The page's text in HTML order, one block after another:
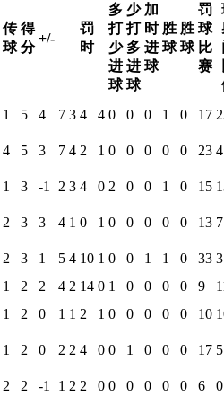
传
球
得
分
+/-
罚
时
多
打
少
进
球
少
打
多
进
球
加
时
进
球
胜
球
胜
球
罚
球
比
赛
1 5 4 7 3 4 4 0 0 0 1 0 17
4 5 3 7 4 2 1 0 0 0 0 0 23
1 3 -1 2 3 4 0 2 0 0 1 0 15
2 3 3 4 1 0 1 0 0 0 0 0 13
2 3 1 5 4 10 1 0 0 1 1 0 33
1 2 2 4 2 14 0 1 0 0 0 0 9
1 2 0 1 1 2 1 0 0 0 0 0 10
1 2 0 2 2 4 0 0 1 0 0 0 17
2 2 -1 1 2 2 0 0 0 0 0 0 6